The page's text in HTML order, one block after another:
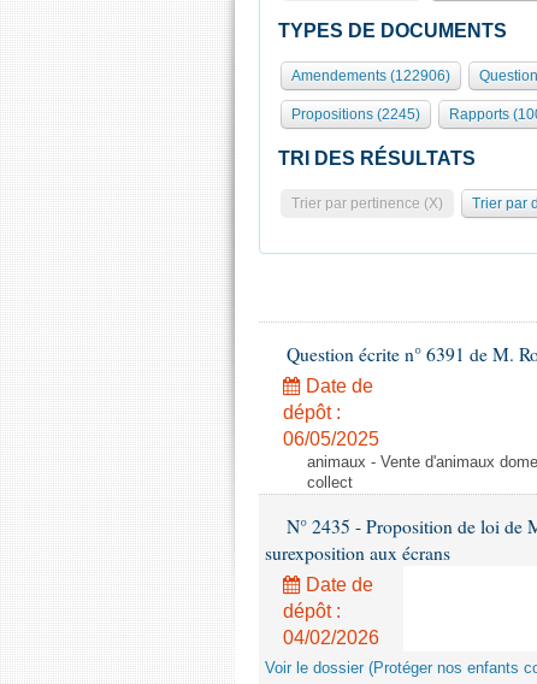
TYPES DE DOCUMENTS
Amendements (122906)
Propositions (2245) Rapports
TRI DES RÉSULTATS
Trier par pertinence (X) Trier par
Question écrite n° 6391 de M.
Date de
dépôt :
06/05/2025
animaux - Vente d'animaux
collect
N° 2435 - Proposition de loi de
surexposition aux écrans
Date de
dépôt :
04/02/2026
Voir le dossier (Protéger nos enfants